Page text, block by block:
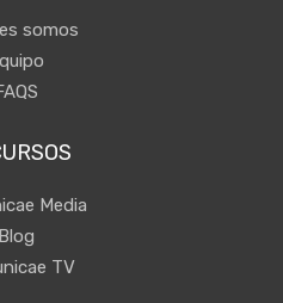
somos
Media
Blog
TV